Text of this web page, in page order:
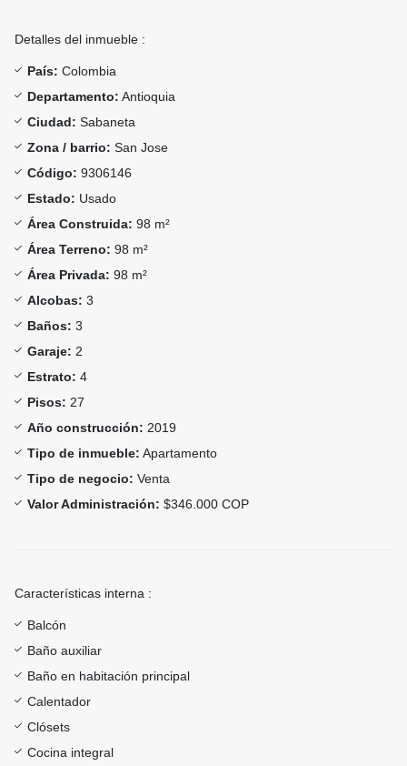
Detalles del inmueble :
País: Colombia
Departamento: Antioquia
Ciudad: Sabaneta
Zona / barrio: San Jose
Código: 9306146
Estado: Usado
Área Construida: 98 m²
Área Terreno: 98 m²
Área Privada: 98 m²
Alcobas: 3
Baños: 3
Garaje: 2
Estrato: 4
Pisos: 27
Año construcción: 2019
Tipo de inmueble: Apartamento
Tipo de negocio: Venta
Valor Administración: $346.000 COP
Características interna :
Balcón
Baño auxiliar
Baño en habitación principal
Calentador
Clósets
Cocina integral